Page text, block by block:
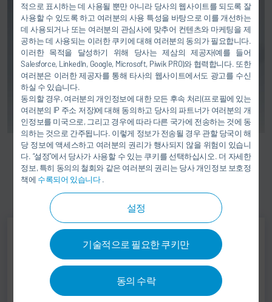
적으로 표시하는 데 사용될 뿐만 아니라 당사의 웹사이트를 되도록 잘
사용할 수 있도록 하고 여러분의 사용 특성을 바탕으로 이를 개선하는
데 사용되거나 또는 여러분의 관심사에 맞추어 컨텐츠와 마케팅을 제
공하는 데 사용되는 이러한 쿠키에 대해 여러분의 동의가 필요합니다.
이러한 목적을 달성하기 위해 당사는 제삼의 제공자(예를 들어
Salesforce, LinkedIn, Google, Microsoft, Piwik PRO)와 협력합니다. 또한
여러분은 이러한 제공자를 통해 타사의 웹사이트에서도 광고를 수신
하실 수 있습니다.
동의할 경우, 여러분의 개인정보에 대한 모든 후속 처리(프로필에 있는
여러분의 IP 주소 저장)에 대해 동의하고 당사의 파트너가 여러분의 개
인정보를 미국으로, 그리고 경우에 따라 다른 국가에 전송하는 것에 동
의하는 것으로 간주됩니다. 이렇게 정보가 전송될 경우 관할 당국이 해
당 정보에 액세스하고 여러분의 권리가 행사되지 않을 위험이 있습니
다. “설정”에서 당사가 사용할 수 있는 쿠키를 선택하십시오. 더 자세한
정보, 특히 동의의 철회와 같은 여러분의 권리는 당사 개인정보 보호정
책에 수록되어 있습니다.
설정
기술적으로 필요한 쿠키만
동의 수락
EcoMCC3 20
Senior Vice President